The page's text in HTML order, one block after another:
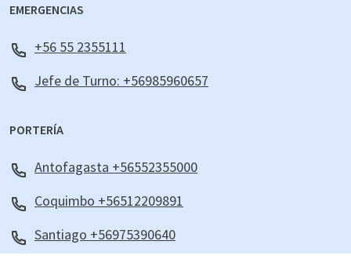
EMERGENCIAS
+56 55 2355111
Jefe de Turno: +56985960657
PORTERÍA
Antofagasta +56552355000
Coquimbo +56512209891
Santiago +56975390640